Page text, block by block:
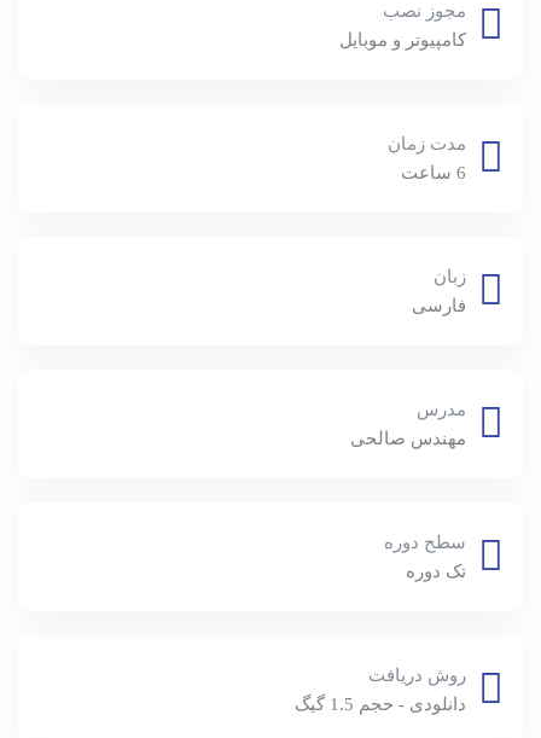
مجوز نصب
کامپیوتر و موبایل
مدت زمان
6 ساعت
زبان
فارسی
مدرس
مهندس صالحی
سطح دوره
تک دوره
روش دریافت
دانلودی - حجم 1.5 گیگ